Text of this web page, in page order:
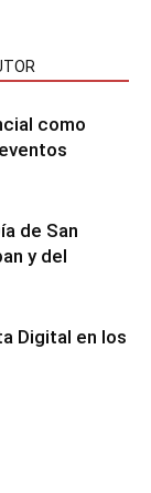
como
de San
y del
Digital en los